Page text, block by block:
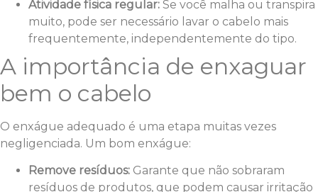
Atividade física regular: Se você malha ou transpira
muito, pode ser necessário lavar o cabelo mais
frequentemente, independentemente do tipo.
A importância de enxaguar
bem o cabelo
O enxágue adequado é uma etapa muitas vezes
negligenciada. Um bom enxágue:
Remove resíduos: Garante que não sobraram
resíduos de produtos, que podem causar irritação